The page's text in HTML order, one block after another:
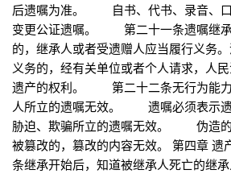
后遗嘱为准。 自书、代书、录音、口
变更公证遗嘱。 第二十一条遗嘱继承
的，继承人或者受遗赠人应当履行义务
义务的，经有关单位或者个人请求，人
遗产的权利。 第二十二条无行为能力
人所立的遗嘱无效。 遗嘱必须表示遗
胁迫、欺骗所立的遗嘱无效。 伪
被篡改的，篡改的内容无效。 第四章
条继承开始后，知道被继承人死亡的继